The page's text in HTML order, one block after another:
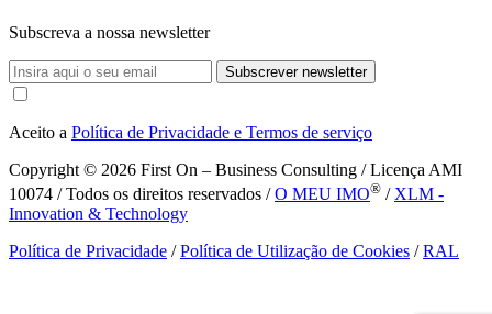
Subscreva a nossa newsletter
Subscrever newsletter
Aceito a Política de Privacidade e Termos de serviço
Copyright © 2026 First On – Business Consulting / Licença AMI
10074 / Todos os direitos reservados /O MEU IMO® / XLM -
Innovation & Technology
Política de Privacidade /Política de Utilização de Cookies /RAL